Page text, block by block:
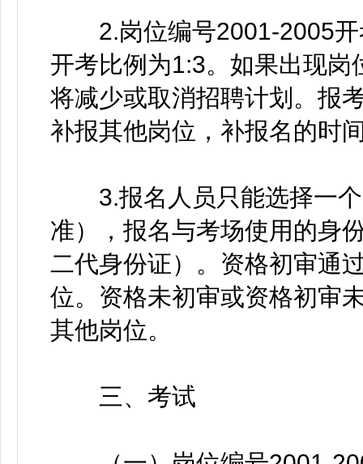
2.岗位编号2001-2005开
开考比例为1:3。如果出现
将减少或取消招聘计划。报
补报其他岗位，补报名的时
3.报名人员只能选择一个
准），报名与考场使用的身
二代身份证）。资格初审通
位。资格未初审或资格初审
其他岗位。
三、考试